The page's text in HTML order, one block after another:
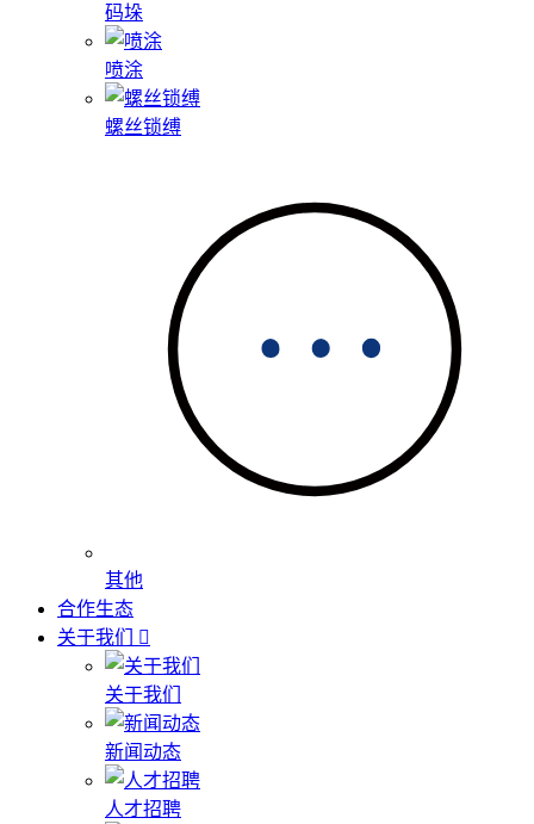
码垛
喷涂
螺丝锁缚
其他
合作生态
关于我们
关于我们
新闻动态
人才招聘